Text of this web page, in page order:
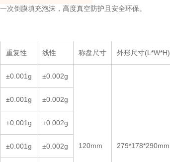
次倒膜填充泡沫，高度真空防护且安全环保。
重复性 线性 称盘尺寸 外形尺寸(L*W*H)
±0.001g ±0.002g
120mm 279*178*290mm
±0.001g ±0.002g
±0.001g ±0.002g
±0.001g ±0.002g